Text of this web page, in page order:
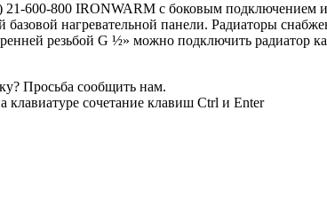
600-800 IRONWARM с боковым подключением
нагревательной панели. Радиаторы
резьбой G ½» можно подключить радиатор
Просьба сообщить нам.
клавиатуре сочетание клавиш Ctrl и Enter